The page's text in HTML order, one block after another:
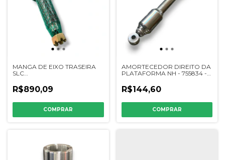
MANGA DE EIXO TRASEIRA
SLC
- CQ10770 - SIMILAR
R$890,09
AMORTECEDOR DIREITO DA
PLATAFORMA NH - 755834 -
R$144,60